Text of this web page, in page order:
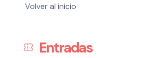
Volver al inicio
Entradas